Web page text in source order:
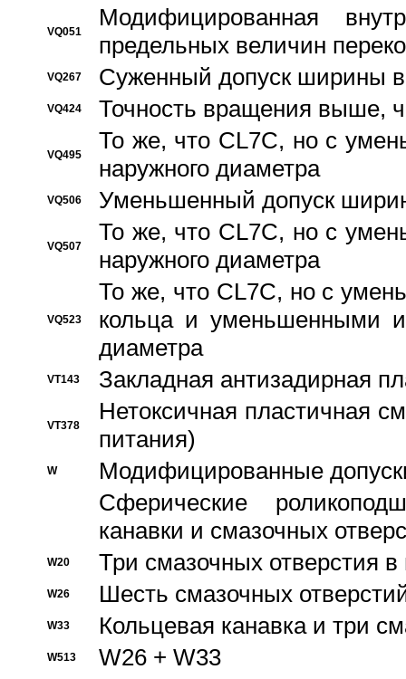
VQ051
Модифицированная
предельных величин
VQ267 Суженный допуск ширины
VQ424 Точность вращения выше,
VQ495
То же, что CL7C, но с
наружного диаметра
VQ506 Уменьшенный допуск
VQ507
То же, что CL7C, но с
наружного диаметра
VQ523
То же, что CL7C, но с
кольца и уменьшенными
диаметра
VT143 Закладная антизадирная
VT378
Нетоксичная пластичная
питания)
W
Модифицированные
Сферические
канавки и смазочных
W20 Три смазочных отверстия
W26 Шесть смазочных
W33 Кольцевая канавка и три
W513 W26 + W33